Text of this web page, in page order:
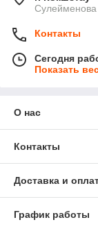
Сулейменова
Контакты
Сегодня
Показать
О нас
Контакты
Доставка и
График работы